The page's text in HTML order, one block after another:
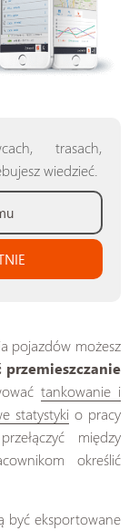
trasach,
wiedzieć.
pojazdów możesz
tankowanie i
statystykio pracy
między
określić
być eksportowane